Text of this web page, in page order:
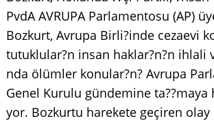
PvdA AVRUPA Parlamentosu (AP)
Bozkurt, Avrupa Birli?inde cezaevi
tutuklular?n insan haklar?n?n ihlali
nda ölümler konular?n? Avrupa
Genel Kurulu gündemine ta??maya
yor. Bozkurtu harekete geçiren olay